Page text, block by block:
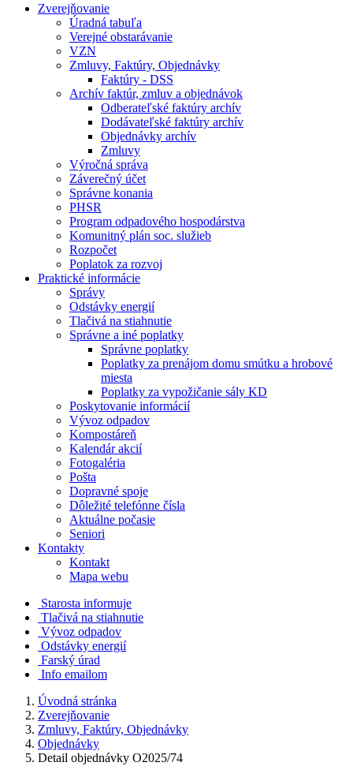
Zverejňovanie
Úradná tabuľa
Verejné obstarávanie
VZN
Zmluvy, Faktúry, Objednávky
Faktúry - DSS
Archív faktúr, zmluv a objednávok
Odberateľské faktúry archív
Dodávateľské faktúry archív
Objednávky archív
Zmluvy
Výročná správa
Záverečný účet
Správne konania
PHSR
Program odpadového hospodárstva
Komunitný plán soc. služieb
Rozpočet
Poplatok za rozvoj
Praktické informácie
Správy
Odstávky energií
Tlačivá na stiahnutie
Správne a iné poplatky
Správne poplatky
Poplatky za prenájom domu smútku a hrobové
miesta
Poplatky za vypožičanie sály KD
Poskytovanie informácií
Vývoz odpadov
Kompostáreň
Kalendár akcií
Fotogaléria
Pošta
Dopravné spoje
Dôležité telefónne čísla
Aktuálne počasie
Seniori
Kontakty
Kontakt
Mapa webu
Starosta informuje
Tlačivá na stiahnutie
Vývoz odpadov
Odstávky energií
Farský úrad
Info emailom
Úvodná stránka
Zverejňovanie
Zmluvy, Faktúry, Objednávky
Objednávky
Detail objednávky O2025/74